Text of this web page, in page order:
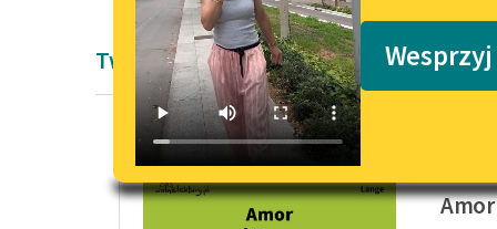
Twórczość Antoni Lange